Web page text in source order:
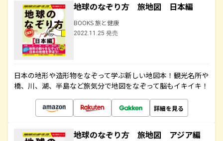
地球のなぞり方 旅地図 日本編
BOOKS 旅と健康
2022.11.25 発売
日本の地形や造形物をなぞって学ぶ新しい地図本！観光名所や
橋、川、湖、半島など旅気分で地図をなぞって脳もイキイキ！
詳細を見る
地球のなぞり方 旅地図 アジア編